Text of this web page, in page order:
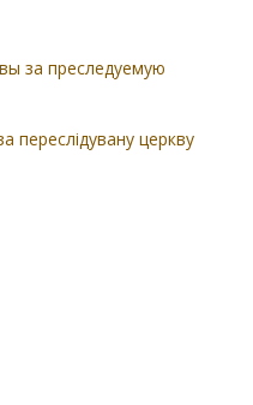
за преследуемую
переслідувану церкву